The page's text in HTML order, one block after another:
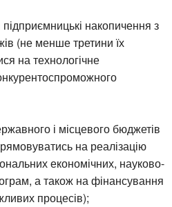
підприємницькі накопичення з
(не менше третини їх
на технологічне
і місцевого бюджетів
на реалізацію
економічних, науково-
а також на фінансування
процесів);